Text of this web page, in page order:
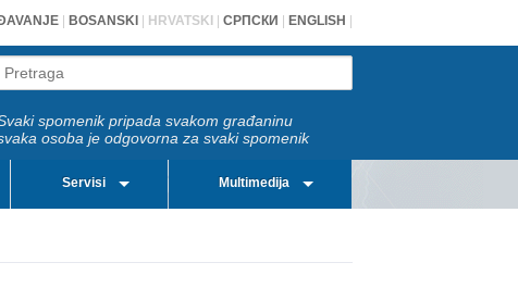
BOSANSKI HRVATSKI СРПСКИ ENGLISH
spomenik pripada svakom građaninu
osoba je odgovorna za svaki spomenik
Servisi Multimedija